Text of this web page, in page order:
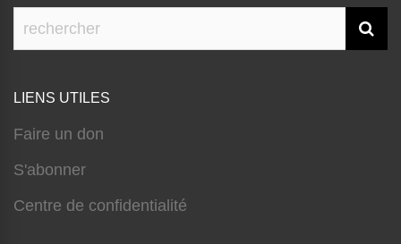
LIENS UTILES
Faire un don
S'abonner
Centre de confidentialité